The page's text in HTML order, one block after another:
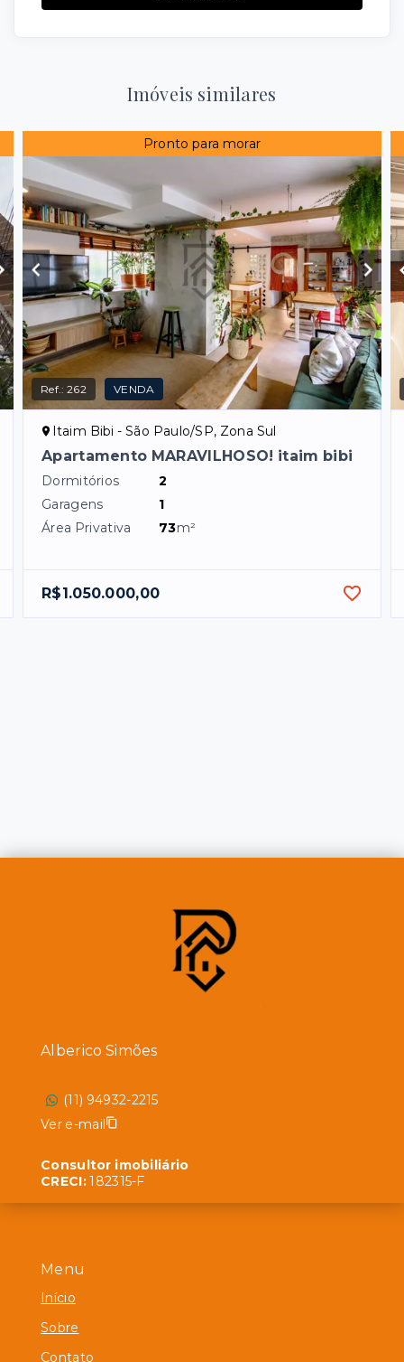
Imóveis similares
Pronto para morar
Ref.:262 VENDA
Itaim Bibi - São Paulo/SP, Zona Sul
Apartamento MARAVILHOSO! itaim bibi
Dormitórios
2
Garagens
1
Área Privativa
73m²
R$1.050.000,00
Menu
Início
Sobre
Contato
Alberico Simões
(11) 94932-2215
Ver e-mail
Consultor imobiliário
CRECI:182315-F